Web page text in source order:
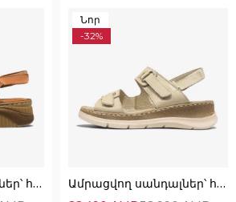
Ամրացվող սանդալներ՝ հիանալի ընտրություն
Նոր
-32%
Ամրացվող սանդալներ՝ հիանալի ընտրություն